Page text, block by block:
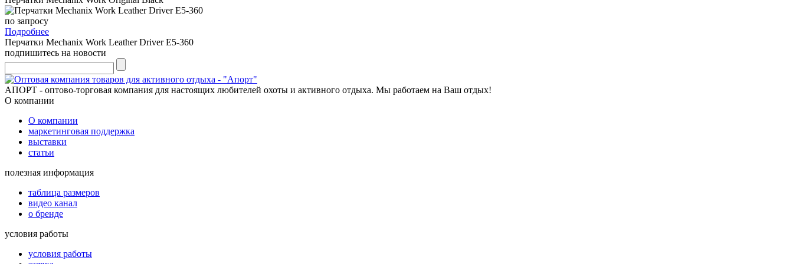
по запросу
Подробнее
Перчатки Mechanix Work Leather Driver E5-360
подпишитесь на новости
АПОРТ - оптово-торговая компания для настоящих любителей охоты и активного отдыха. Мы работаем на Ваш отдых!
О компании
О компании
маркетинговая поддержка
выставки
статьи
полезная информация
таблица размеров
видео канал
о бренде
условия работы
условия работы